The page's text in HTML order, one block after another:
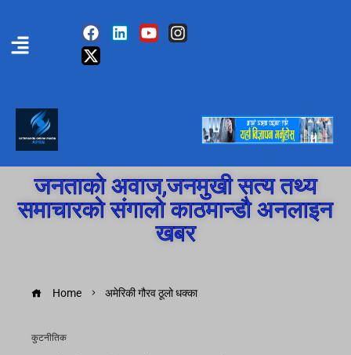
जनताको अवाज,जनमुखी सत्य तथ्य
समाचारको संगालो काठमान्डौ अनलाइन
खबर
Home अमेरिकी गौरव ठूलो धक्का
कुटनीतिक